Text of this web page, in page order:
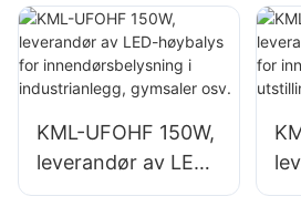
industrianlegg,
lagerbygninger og
andre
sapplikasjoner.
KML-UFOHF 150W,
leverandør av LED-
høybalys for